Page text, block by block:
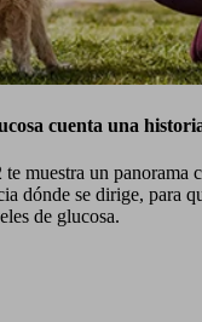
cuenta una
muestra un panorama
dónde se dirige, para
de glucosa.